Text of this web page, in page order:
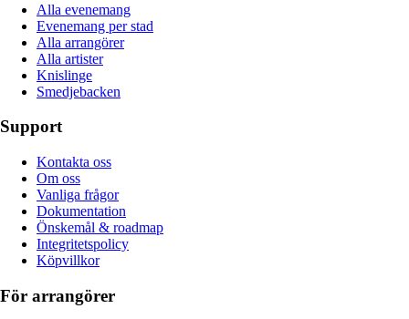
Alla evenemang
Evenemang per stad
Alla arrangörer
Alla artister
Knislinge
Smedjebacken
Support
Kontakta oss
Om oss
Vanliga frågor
Dokumentation
Önskemål & roadmap
Integritetspolicy
Köpvillkor
För arrangörer